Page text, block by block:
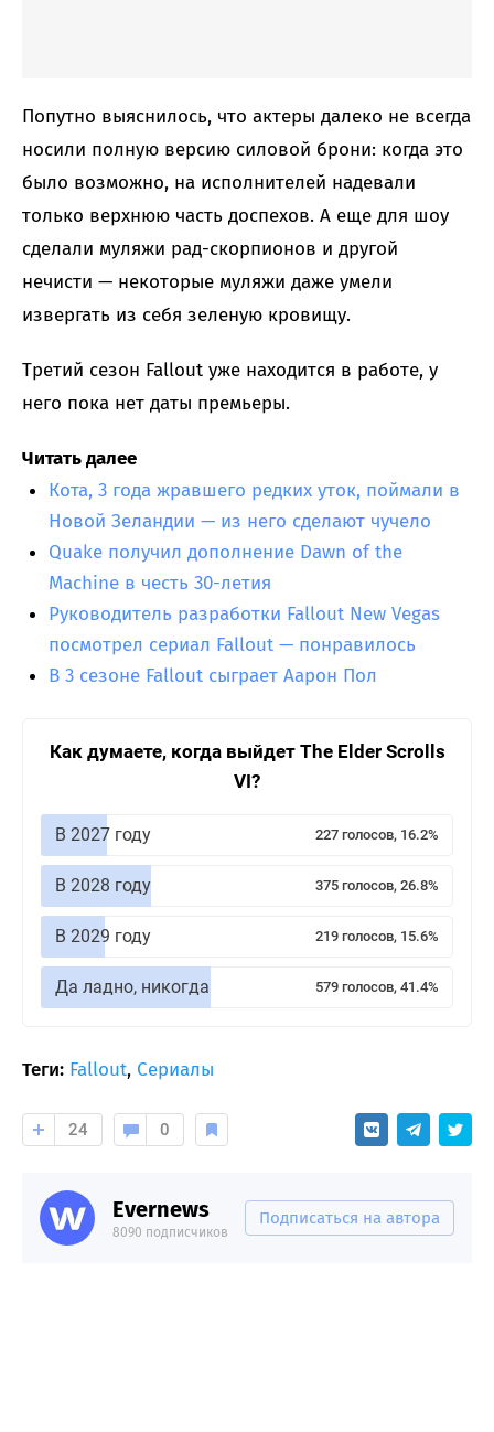
Попутно выяснилось, что актеры далеко не всегда
носили полную версию силовой брони: когда это
было возможно, на исполнителей надевали
только верхнюю часть доспехов. А еще для шоу
сделали муляжи рад-скорпионов и другой
нечисти — некоторые муляжи даже умели
извергать из себя зеленую кровищу.
Третий сезон Fallout уже находится в работе, у
него пока нет даты премьеры.
Читать далее
Кота, 3 года жравшего редких уток, поймали в
Новой Зеландии — из него сделают чучело
Quake получил дополнение Dawn of the
Machine в честь 30-летия
Руководитель разработки Fallout New Vegas
посмотрел сериал Fallout — понравилось
В 3 сезоне Fallout сыграет Аарон Пол
Как думаете, когда выйдет The Elder Scrolls
VI?
В 2027 году 227 голосов, 16.2%
В 2028 году 375 голосов, 26.8%
В 2029 году 219 голосов, 15.6%
Да ладно, никогда 579 голосов, 41.4%
Теги: Fallout, Сериалы
24 0
Evernews
8090 подписчиков
Подписаться на автора